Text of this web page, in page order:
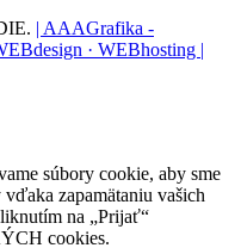
| AAAGrafika -
· WEBhosting |
súbory cookie, aby sme
zapamätaniu vašich
na „Prijať“
cookies.